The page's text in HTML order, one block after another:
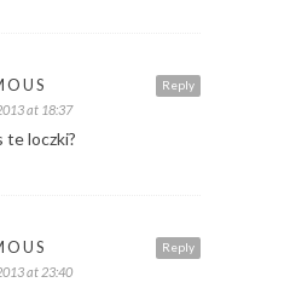
Reply
at 18:37
te loczki?
Reply
at 23:40